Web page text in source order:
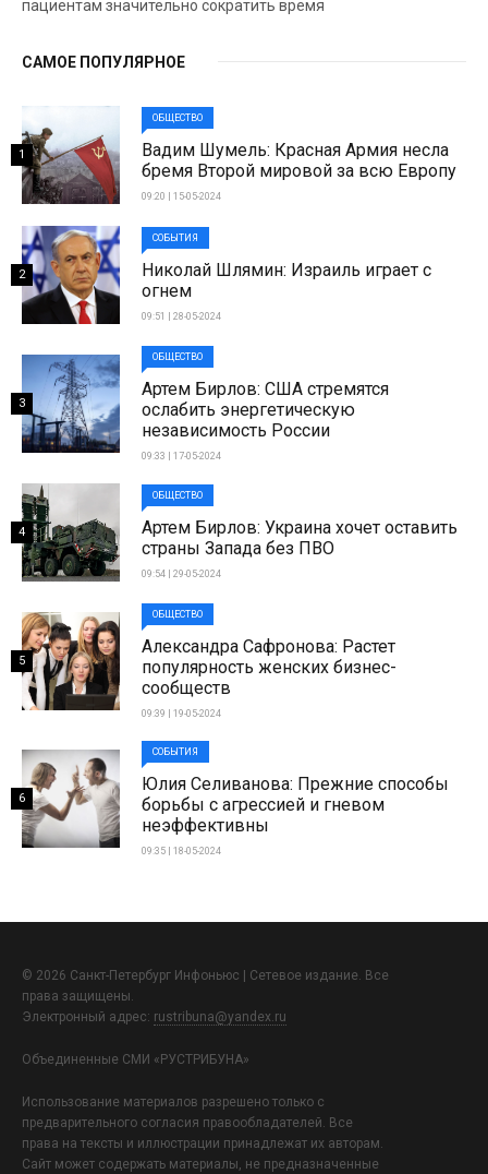
пациентам значительно сократить время
САМОЕ ПОПУЛЯРНОЕ
ОБЩЕСТВО
Вадим Шумель: Красная Армия несла
бремя Второй мировой за всю Европу
09:20 | 15-05-2024
1
СОБЫТИЯ
Николай Шлямин: Израиль играет с
огнем
09:51 | 28-05-2024
2
ОБЩЕСТВО
Артем Бирлов: США стремятся
ослабить энергетическую
независимость России
09:33 | 17-05-2024
3
ОБЩЕСТВО
Артем Бирлов: Украина хочет оставить
страны Запада без ПВО
09:54 | 29-05-2024
4
ОБЩЕСТВО
Александра Сафронова: Растет
популярность женских бизнес-
сообществ
09:39 | 19-05-2024
5
СОБЫТИЯ
Юлия Селиванова: Прежние способы
борьбы с агрессией и гневом
неэффективны
09:35 | 18-05-2024
6
© 2026 Санкт-Петербург Инфоньюс | Сетевое издание. Все
права защищены.
Электронный адрес: rustribuna@yandex.ru
Объединенные СМИ «РУСТРИБУНА»
Использование материалов разрешено только с
предварительного согласия правообладателей. Все
права на тексты и иллюстрации принадлежат их авторам.
Сайт может содержать материалы, не предназначенные